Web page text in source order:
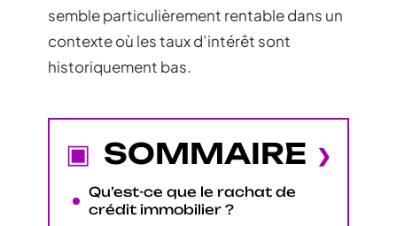
semble particulièrement rentable dans un
contexte où les taux d’intérêt sont
historiquement bas.
SOMMAIRE
Qu’est-ce que le rachat de
crédit immobilier ?